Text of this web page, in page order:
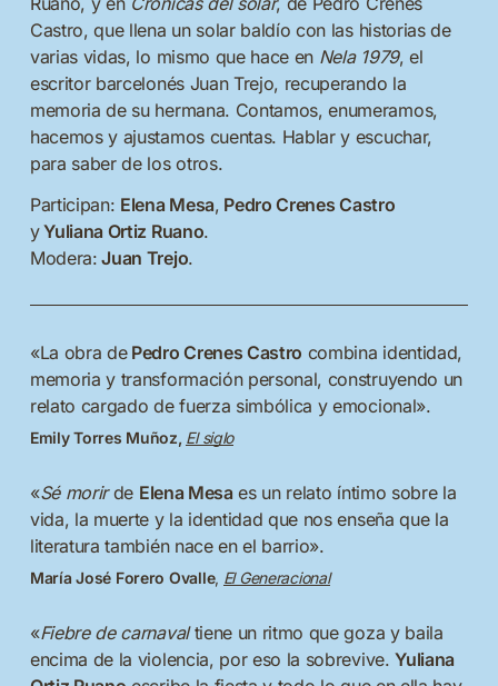
Castro, que llena un solar baldío con las historias de
varias vidas, lo mismo que hace en Nela 1979, el
escritor barcelonés Juan Trejo, recuperando la
memoria de su hermana. Contamos, enumeramos,
hacemos y ajustamos cuentas. Hablar y escuchar,
para saber de los otros.
Participan: Elena Mesa, Pedro Crenes Castro
yYuliana Ortiz Ruano.
Modera: Juan Trejo.
«La obra dePedro Crenes Castro combina identidad,
memoria y transformación personal, construyendo un
relato cargado de fuerza simbólica y emocional».
Emily Torres Muñoz, El siglo
«Sé morirde Elena Mesa es un relato íntimo sobre la
vida, la muerte y la identidad que nos enseña que la
literatura también nace en el barrio».
María José Forero Ovalle, El Generacional
«Fiebre de carnavaltiene un ritmo que goza y baila
encima de la violencia, por eso la sobrevive.Yuliana